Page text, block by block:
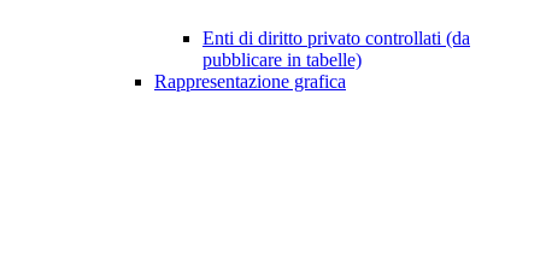
Enti di diritto privato controllati (da
pubblicare in tabelle)
Rappresentazione grafica